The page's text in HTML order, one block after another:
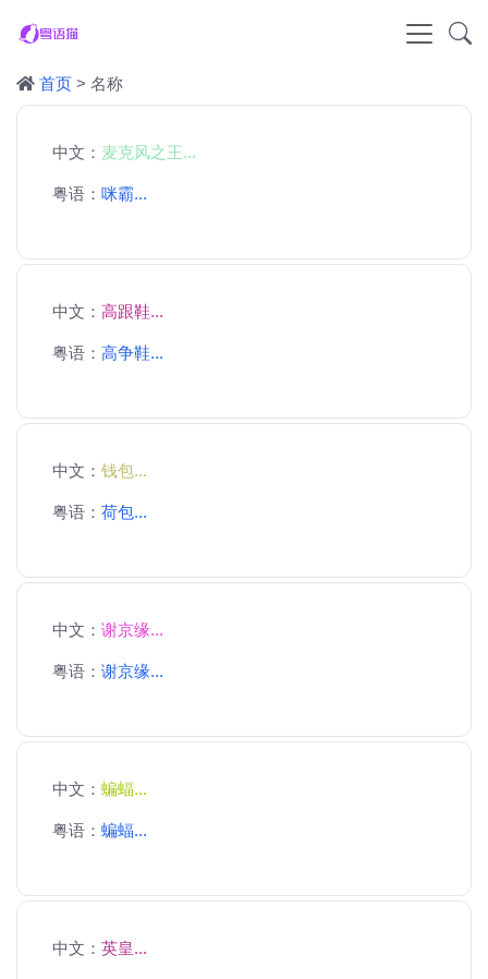
首页 > 名称
中文： 麦克风之王...
粤语： 咪霸...
中文： 高跟鞋...
粤语： 高争鞋...
中文： 钱包...
粤语： 荷包...
中文： 谢京缘...
粤语： 谢京缘...
中文： 蝙蝠...
粤语： 蝙蝠...
中文： 英皇...